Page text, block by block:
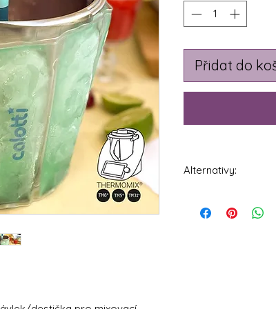
Přidat do
Alternativy:
mixovací nádobu